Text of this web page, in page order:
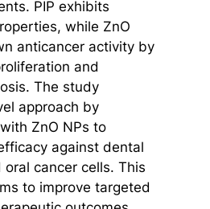
PIP exhibits
while ZnO
anticancer activity by
and
The study
approach by
ZnO NPs to
against dental
cancer cells. This
to improve targeted